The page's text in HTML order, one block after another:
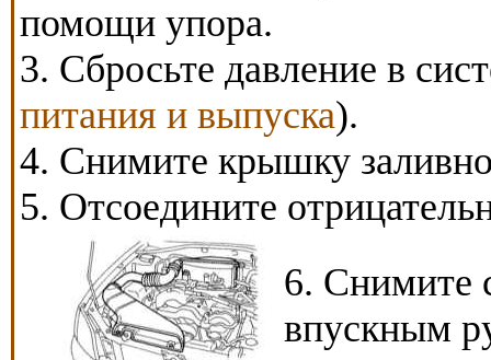
помощи упора.
3. Сбросьте давление в
питания и выпуска).
4. Снимите крышку
5. Отсоедините
6. Снимите
впускным